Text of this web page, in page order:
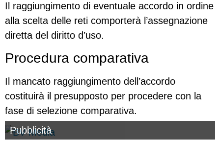
Il raggiungimento di eventuale accordo in ordine
alla scelta delle reti comporterà l’assegnazione
diretta del diritto d’uso.
Procedura comparativa
Il mancato raggiungimento dell’accordo
costituirà il presupposto per procedere con la
fase di selezione comparativa.
Pubblicità